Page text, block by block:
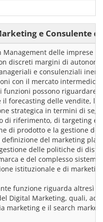
e Consulente
Management delle imprese
discreti margini di
e consulenziali
con il mercato intermedio
funzioni possono riguardare
il forecasting delle vendite,
strategica in termini di
di riferimento, di targeting e
di prodotto e la gestione
del marketing
delle politiche di
e del complesso sistema
istituzionale e di
funzione riguarda altresì
Digital Marketing, quali, ad
marketing e il search